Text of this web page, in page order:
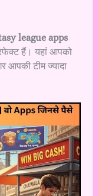
league apps
हैं। यहां आपको
आपकी टीम ज्यादा